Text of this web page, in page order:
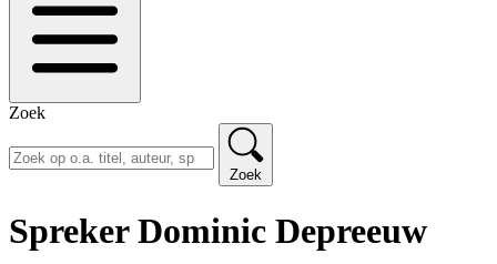
Zoek
Zoek
Spreker Dominic Depreeuw